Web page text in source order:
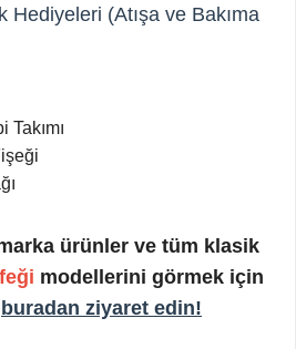
Hediyeleri (Atışa ve Bakıma
ürünler ve tüm klasik
modellerini görmek için
buradan ziyaret edin!